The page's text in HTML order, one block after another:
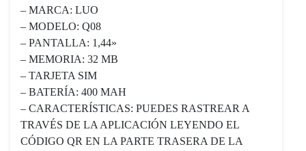
– MARCA: LUO
– MODELO: Q08
– PANTALLA: 1,44»
– MEMORIA: 32 MB
– TARJETA SIM
– BATERÍA: 400 MAH
– CARACTERÍSTICAS: PUEDES RASTREAR A
TRAVÉS DE LA APLICACIÓN LEYENDO EL
CÓDIGO QR EN LA PARTE TRASERA DE LA